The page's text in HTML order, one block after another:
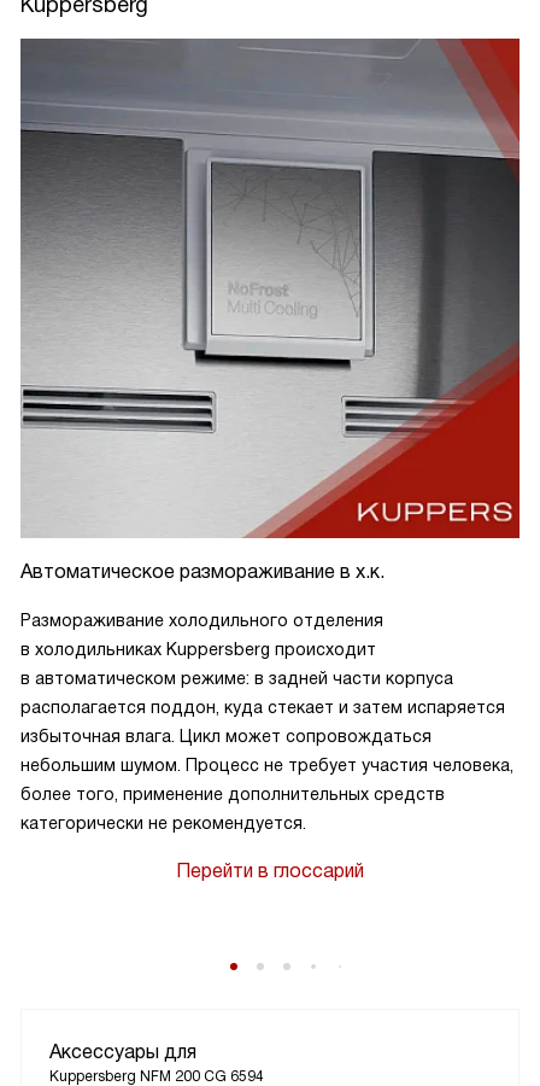
Kuppersberg
Автоматическое размораживание в х.к.
Размораживание холодильного отделения
в холодильниках Kuppersberg происходит
в автоматическом режиме: в задней части корпуса
располагается поддон, куда стекает и затем испаряется
избыточная влага. Цикл может сопровождаться
небольшим шумом. Процесс не требует участия человека,
более того, применение дополнительных средств
категорически не рекомендуется.
Перейти в глоссарий
Аксессуары для
Kuppersberg NFM 200 CG 6594